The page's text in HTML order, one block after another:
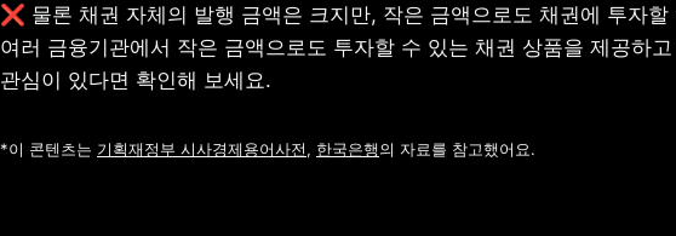
❌ 물론 채권 자체의 발행 금액은 크지만, 작은 금액으로도 채권에 투자할
여러 금융기관에서 작은 금액으로도 투자할 수 있는 채권 상품을 제공하
관심이 있다면 확인해 보세요.
*이 콘텐츠는 기획재정부 시사경제용어사전, 한국은행의 자료를 참고했어요.